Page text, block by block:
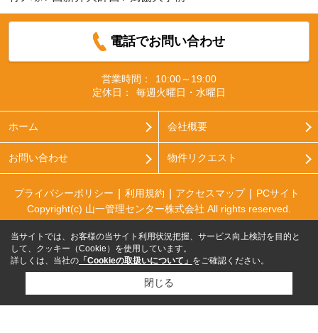
電話でお問い合わせ
営業時間：
10:00～19:00
定休日：
毎週火曜日・水曜日
ホーム 会社概要
お問い合わせ 物件リクエスト
プライバシーポリシー 利用規約 アクセスマップ
PCサイト
Copyright(c) 山一管理センター株式会社 All rights reserved.
当サイトでは、お客様の当サイト利用状況把握、サービス向上検討を目的と
して、クッキー（Cookie）を使用しています。
詳しくは、当社の 「Cookieの取扱いについて」 をご確認ください。
閉じる